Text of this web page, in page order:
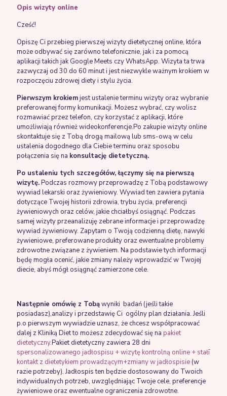
Opis wizyty online
Cześć!
Opiszę Ci przebieg pierwszej wizyty dietetycznej online, która
może odbywać się zarówno telefonicznie, jak i za pomocą
aplikacji takich jak Google Meets czy WhatsApp. Wizyta ta trwa
zazwyczaj od 30 do 60 minut i jest niezwykle ważnym krokiem w
rozpoczęciu zdrowej diety i stylu życia.
Pierwszym krokiemjest ustalenie terminu wizyty oraz wybranie
preferowanej formy komunikacji. Możesz wybrać, czy wolisz
rozmawiać przez telefon, czy korzystać z aplikacji, które
umożliwiają również wideokonferencje.Po zakupie wizyty online
skontaktuje się z Tobą drogą mailową lub sms-ową w celu
ustalenia dogodnego dla Ciebie terminu oraz sposobu
połączenia się na konsultację dietetyczną.
Po ustaleniu tych szczegółów, łączymy się na pierwszą
wizytę.Podczas rozmowy przeprowadzę z Tobą podstawowy
wywiad lekarski oraz żywieniowy. Wywiad ten zawiera pytania
dotyczące Twojej historii zdrowia, trybu życia, preferencji
żywieniowych oraz celów, jakie chciałbyś osiągnąć. Podczas
samej wizyty przeanalizuję zebrane informacje i przeprowadzę
wywiad żywieniowy. Zapytam o Twoją codzienną dietę, nawyki
żywieniowe, preferowane produkty oraz ewentualne problemy
zdrowotne związane z żywieniem. Na podstawie tych informacji
będę mogła ocenić, jakie zmiany należy wprowadzić w Twojej
diecie, abyś mógł osiągnąć zamierzone cele.
Następnie omówię z Tobąwyniki badań (jeśli takie
posiadasz),analizy i przedstawię Ci ogólny plan działania. Jeśli
p.o pierwszym wywiadzie uznasz, że chcesz współpracować
dalej z Kliniką Diet to możesz zdecydować się na pakiet
dietetyczny.Pakiet dietetyczny zawiera 28 dni
spersonalizowanego jadłospisu + wizytę kontrolną online + stałī
kontakt z dietetykiem prowadzącym+zmiany w jadłospisie (w
razie potrzeby). Jadłospis ten będzie dostosowany do Twoich
indywidualnych potrzeb, uwzględniając Twoje cele, preferencje
żywieniowe oraz ewentualne ograniczenia zdrowotne.